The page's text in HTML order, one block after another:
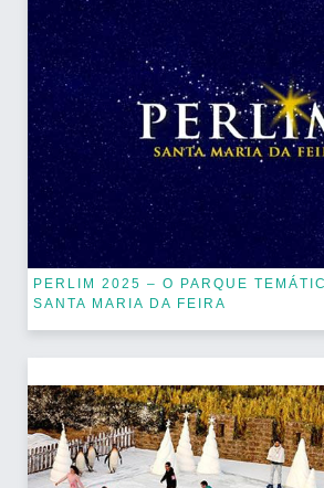
PERLIM 2025 – O PARQUE
SANTA MARIA DA FEIRA